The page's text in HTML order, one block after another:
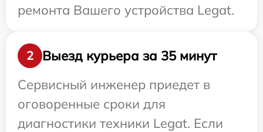
ремонта Вашего устройства Legat.
2
Выезд курьера за 35 минут
Сервисный инженер приедет в
оговоренные сроки для
диагностики техники Legat. Если